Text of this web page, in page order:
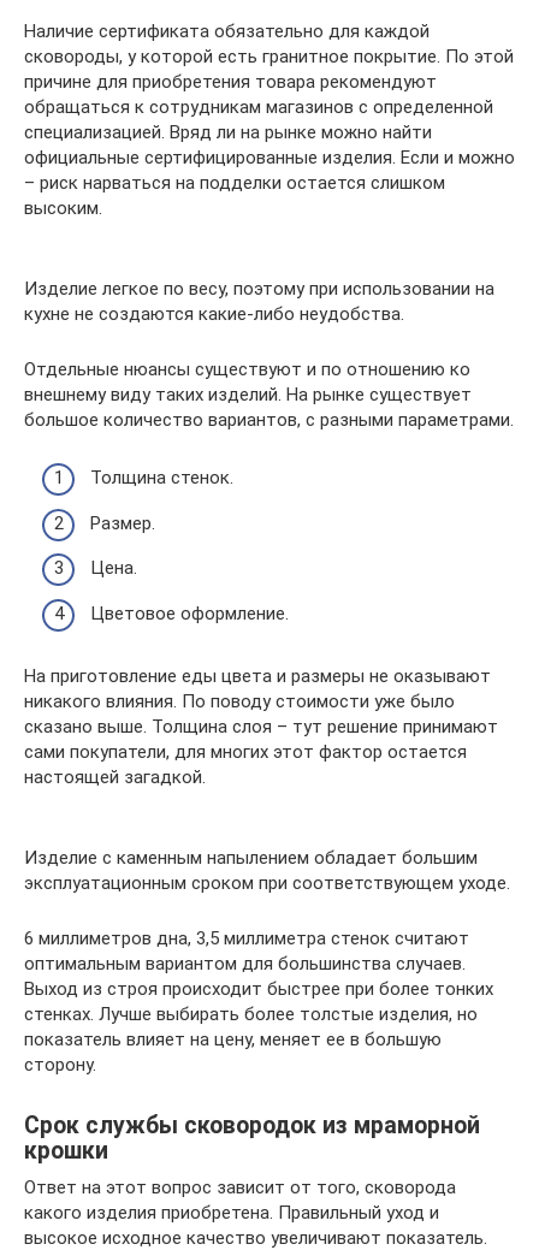
Наличие сертификата обязательно для каждой
сковороды, у которой есть гранитное покрытие. По этой
причине для приобретения товара рекомендуют
обращаться к сотрудникам магазинов с определенной
специализацией. Вряд ли на рынке можно найти
официальные сертифицированные изделия. Если и можно
– риск нарваться на подделки остается слишком
высоким.
Изделие легкое по весу, поэтому при использовании на
кухне не создаются какие-либо неудобства.
Отдельные нюансы существуют и по отношению ко
внешнему виду таких изделий. На рынке существует
большое количество вариантов, с разными параметрами.
Толщина стенок.
Размер.
Цена.
Цветовое оформление.
На приготовление еды цвета и размеры не оказывают
никакого влияния. По поводу стоимости уже было
сказано выше. Толщина слоя – тут решение принимают
сами покупатели, для многих этот фактор остается
настоящей загадкой.
Изделие с каменным напылением обладает большим
эксплуатационным сроком при соответствующем уходе.
6 миллиметров дна, 3,5 миллиметра стенок считают
оптимальным вариантом для большинства случаев.
Выход из строя происходит быстрее при более тонких
стенках. Лучше выбирать более толстые изделия, но
показатель влияет на цену, меняет ее в большую
сторону.
Срок службы сковородок из мраморной
крошки
Ответ на этот вопрос зависит от того, сковорода
какого изделия приобретена. Правильный уход и
высокое исходное качество увеличивают показатель.